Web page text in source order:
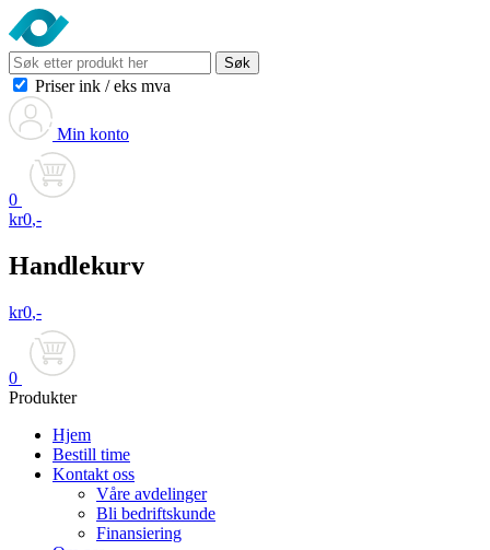
Søk
Priser ink / eks mva
Min konto
0
kr0,-
Handlekurv
kr0,-
0
Produkter
Hjem
Bestill time
Kontakt oss
Våre avdelinger
Bli bedriftskunde
Finansiering